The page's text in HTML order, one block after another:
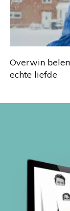
Overwin
echte liefde